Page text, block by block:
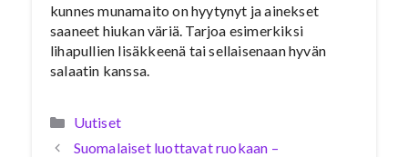
kunnes munamaito on hyytynyt ja ainekset
saaneet hiukan väriä. Tarjoa esimerkiksi
lihapullien lisäkkeenä tai sellaisenaan hyvän
salaatin kanssa.
Kategoriat
Uutiset
Suomalaiset luottavat ruokaan –